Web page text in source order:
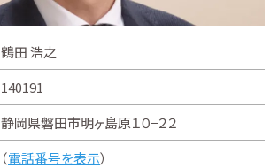
鶴田 浩之
140191
静岡県磐田市明ヶ島原１０−２２
（電話番号を表示）